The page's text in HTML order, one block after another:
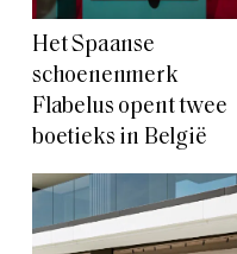
Het Spaanse
schoenenmerk
Flabelus opent twee
boetieks in België